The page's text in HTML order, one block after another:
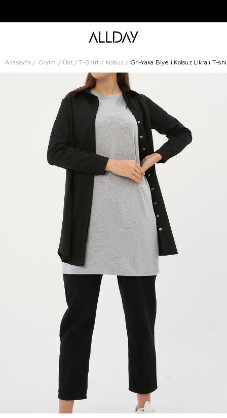
Anasayfa Giyim Üst T-Shirt Kolsuz Gri-Yaka Biyeli Kolsuz Likralı T-